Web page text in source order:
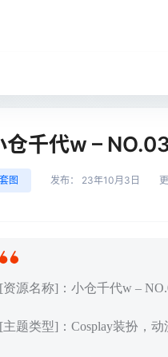
仓千代w –
套图 发布： 23年10月3日
[资源名称]：小仓千代w –
[主题类型]：Cosplay装扮，动